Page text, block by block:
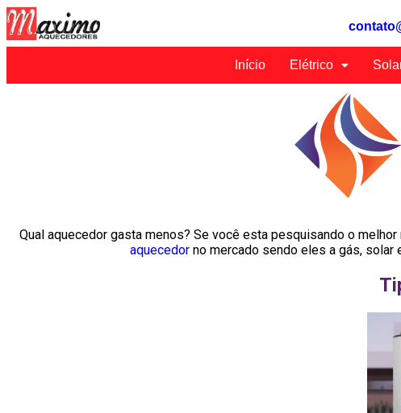
Início Elétrico
Qual aquecedor gasta menos? Se você esta pesquisando o
aquecedorno mercado sendo eles a gás, solar